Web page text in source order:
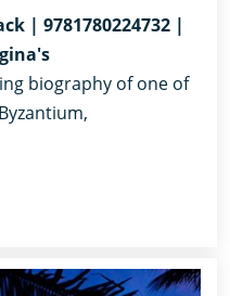
| 9781780224732 |
biography of one of